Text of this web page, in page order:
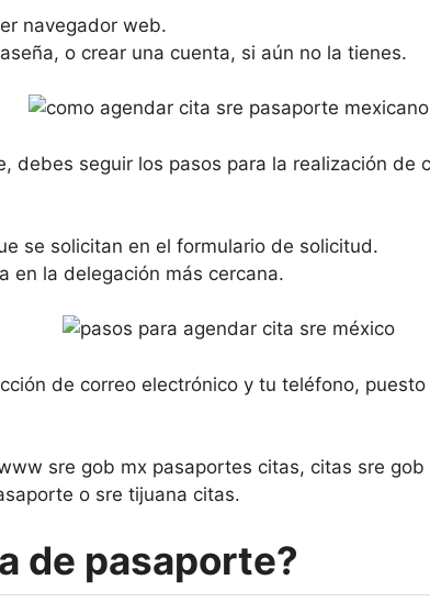
navegador web.
o crear una cuenta, si aún no la tienes.
debes seguir los pasos para la realización de
se solicitan en el formulario de solicitud.
en la delegación más cercana.
de correo electrónico y tu teléfono,
sre gob mx pasaportes citas, citas sre
o sre tijuana citas.
de pasaporte?